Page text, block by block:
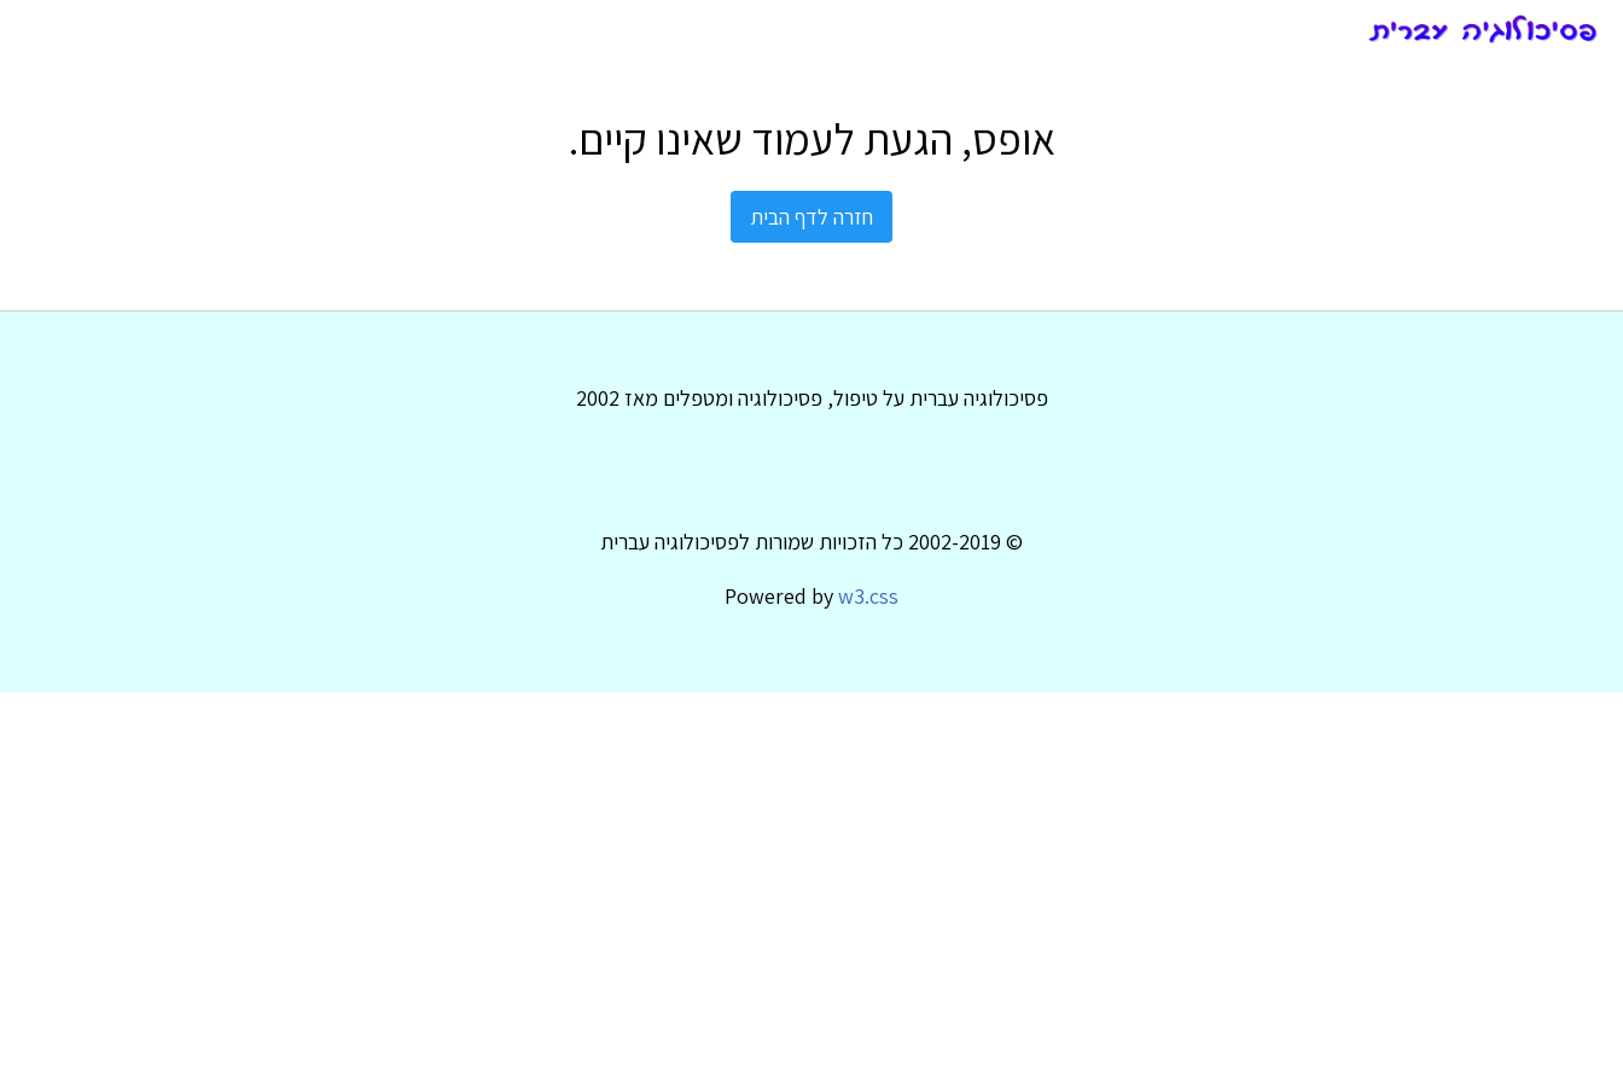
אופס, הגעת לעמוד שאינו קיים.
חזרה לדף הבית
פסיכולוגיה עברית על טיפול, פסיכולוגיה ומטפלים מאז 2002
© 2002-2019 כל הזכויות שמורות לפסיכולוגיה עברית
Powered byw3.css